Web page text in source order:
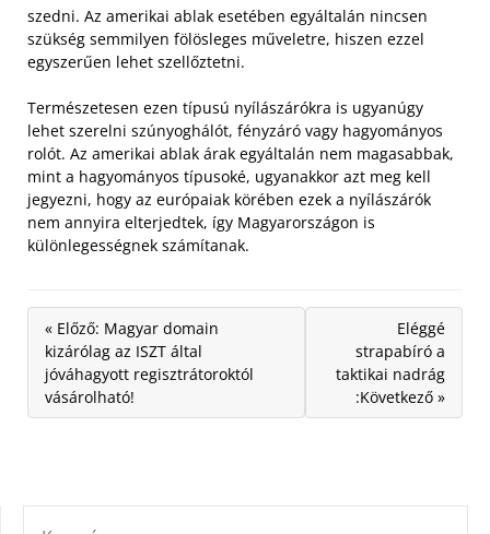
szedni. Az amerikai ablak esetében egyáltalán nincsen
szükség semmilyen fölösleges műveletre, hiszen ezzel
egyszerűen lehet szellőztetni.
Természetesen ezen típusú nyílászárókra is ugyanúgy
lehet szerelni szúnyoghálót, fényzáró vagy hagyományos
rolót. Az amerikai ablak árak egyáltalán nem magasabbak,
mint a hagyományos típusoké, ugyanakkor azt meg kell
jegyezni, hogy az európaiak körében ezek a nyílászárók
nem annyira elterjedtek, így Magyarországon is
különlegességnek számítanak.
« Előző: Magyar domain
kizárólag az ISZT által
jóváhagyott regisztrátoroktól
vásárolható!
Eléggé
strapabíró a
taktikai nadrág
:Következő »